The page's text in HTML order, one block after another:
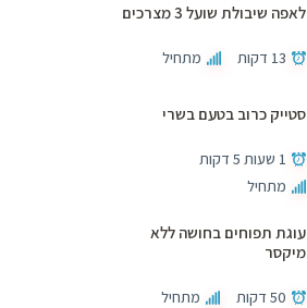
לאפה שיבולת שועל 3 מצרכים
13 דקות מתחיל
סטייק כרוב בטעם בשרי
1 שעות 5 דקות
מתחיל
עוגת תפוחים בחושה ללא
מיקסר
50 דקות מתחיל